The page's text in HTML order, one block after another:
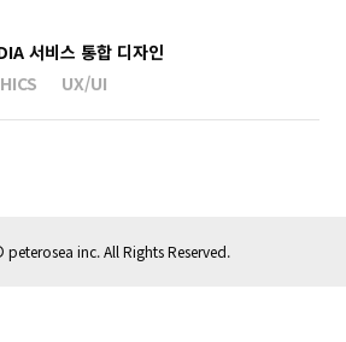
서비스 통합 디자인
UX/UI
peterosea inc. All Rights Reserved.